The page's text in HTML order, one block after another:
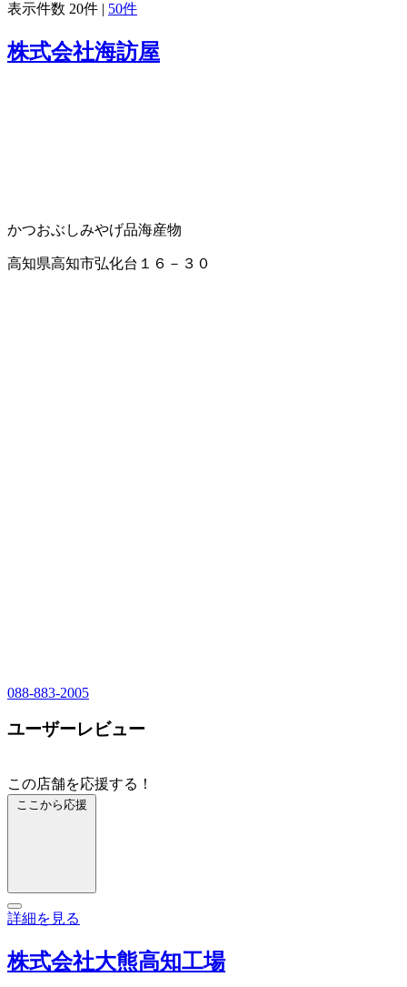
表示件数 20件 | 50件
株式会社海訪屋
かつおぶしみやげ品海産物
高知県高知市弘化台１６－３０
088-883-2005
ユーザーレビュー
この店舗を応援する！
ここから応援
詳細を見る
株式会社大熊高知工場